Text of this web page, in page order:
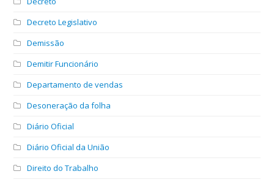
Decreto Legislativo
Demissão
Demitir Funcionário
Departamento de vendas
Desoneração da folha
Diário Oficial
Diário Oficial da União
Direito do Trabalho